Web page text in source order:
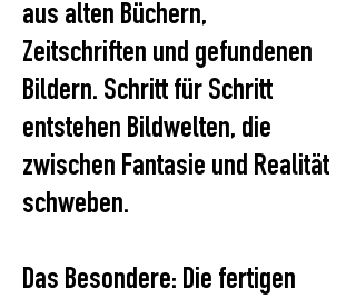
aus alten Büchern,
Zeitschriften und gefundenen
Bildern. Schritt für Schritt
entstehen Bildwelten, die
zwischen Fantasie und Realität
schweben.
Das Besondere: Die fertigen